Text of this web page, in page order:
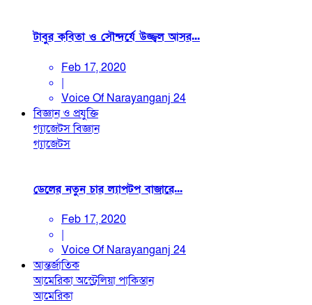
টাবুর কবিতা ও সৌন্দর্যে উজ্জ্বল আসর...
Feb 17, 2020
|
Voice Of Narayanganj 24
বিজ্ঞান ও প্রযুক্তি
গ্যাজেটসবিজ্ঞান
গ্যাজেটস
ডেলের নতুন চার ল্যাপটপ বাজারে...
Feb 17, 2020
|
Voice Of Narayanganj 24
আন্তর্জাতিক
আমেরিকাঅস্ট্রেলিয়াপাকিস্তান
আমেরিকা